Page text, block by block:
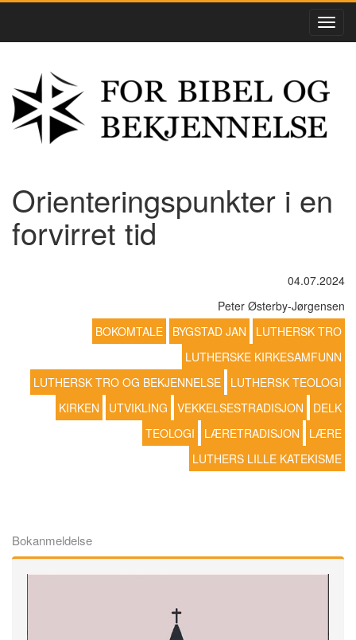
Orienteringspunkter i en
forvirret tid
04.07.2024
Peter Østerby-Jørgensen
BOKOMTALE
BYGSTAD JAN
LUTHERSK TRO
LUTHERSKE KIRKESAMFUNN
LUTHERSK TRO OG BEKJENNELSE
LUTHERSK TEOLOGI
KIRKEN
UTVIKLING VEKKELSESTRADISJON
DELK
TEOLOGI
LÆRETRADISJON
LÆRE
LUTHERS LILLE KATEKISME
Bokanmeldelse